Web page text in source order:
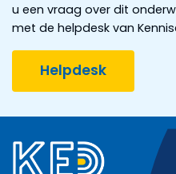
u een vraag over dit
met de helpdesk van
Helpdesk